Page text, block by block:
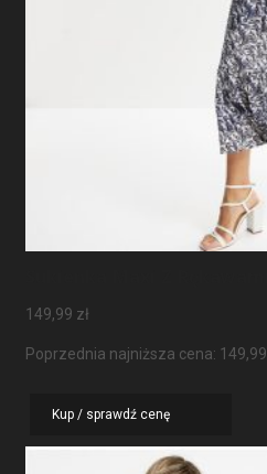
149,99 zł
Poprzednia najniższa cena: 149,99
Kup / sprawdź cenę